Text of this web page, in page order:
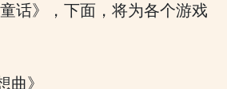
话》，下面，将为各个游戏
曲》